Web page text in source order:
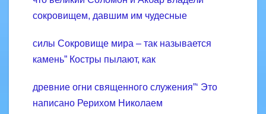
сокровищем, давшим им чудесные
силы Сокровище мира – так называется
камень” Костры пылают, как
древние огни священного служения”‘ Это
написано Рерихом Николаем